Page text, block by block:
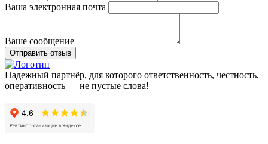
Ваша электронная почта
Ваше сообщение
Отправить отзыв
Надежный партнёр, для которого ответственность, честность,
оперативность — не пустые слова!